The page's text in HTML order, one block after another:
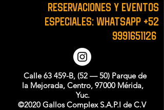
RESERVACIONES y EVENTOS
ESPECIALES: WHATSAPP +52
9991651126
Calle 63 459-B, (52 — 50) Parque de
la Mejorada, Centro, 97000 Mérida,
Yuc.
©2020 Gallos Complex S.A.P.I de C.V